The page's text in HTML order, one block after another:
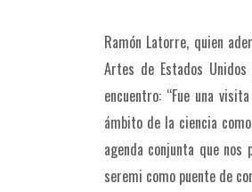
Ramón Latorre, quien
Artes de Estados
encuentro: “Fue una
ámbito de la ciencia
agenda conjunta que
seremi como puente de